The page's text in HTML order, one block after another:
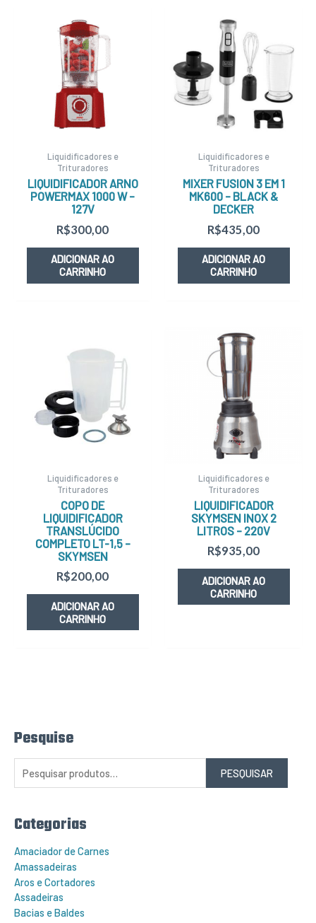
Pesquise
P
e
p
:
PESQUISAR
Categorias
Amaciador de Carnes
Amassadeiras
Aros e Cortadores
Assadeiras
Bacias e Baldes
Liquidificadores e
Trituradores
LIQUIDIFICADOR ARNO
POWERMAX 1000 W –
127V
R$300,00
ADICIONAR AO
CARRINHO
Liquidificadores e
Trituradores
MIXER FUSION 3 EM 1
MK600 – BLACK &
DECKER
R$435,00
ADICIONAR AO
CARRINHO
Liquidificadores e
Trituradores
COPO DE
LIQUIDIFICADOR
TRANSLÚCIDO
COMPLETO LT-1,5 –
SKYMSEN
R$200,00
ADICIONAR AO
CARRINHO
Liquidificadores e
Trituradores
LIQUIDIFICADOR
SKYMSEN INOX 2
LITROS – 220V
R$935,00
ADICIONAR AO
CARRINHO